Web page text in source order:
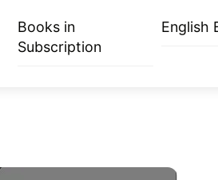
Books in
Subscription
English